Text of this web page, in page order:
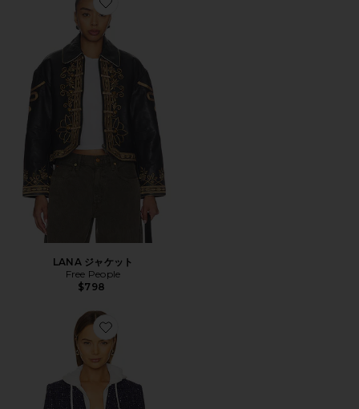
Favorite LANA ジャケット
LANA ジャケット
Free People
$798
Favorite CROP TWEED DICKIE ブレザー